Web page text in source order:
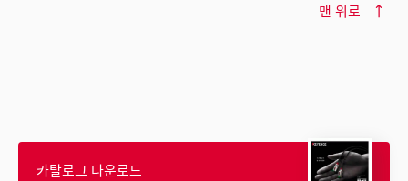
맨 위로
카탈로그 다운로드